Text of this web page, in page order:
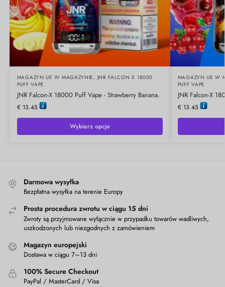
MAGAZYN UE W MAGAZYNIE , JNR FALCON X 18000
PUFF VAPE
JNR Falcon-X 18000 Puff Vape - Strawberry Banana.
€13.45
Wybierz opcje
MAGAZYN UE W
PUFF VAPE
JNR Falcon-X
€13.45
Darmowa wysyłka
Bezpłatna wysyłka na terenie Europy
Prosta procedura zwrotu w ciągu 15 dni
Zwroty są przyjmowane wyłącznie w przypadku towarów wadliwych,
uszkodzonych lub niezgodnych z zamówieniem
Magazyn europejski
Dostawa w ciągu 7–13 dni
100% Secure Checkout
PayPal / MasterCard / Visa